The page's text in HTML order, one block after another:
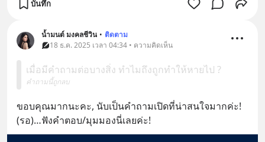
บันทึก
น้ำมนต์ มงคลชีวิน • ติดตาม
18 ธ.ค. 2025 เวลา 04:34 • ความคิดเห็น
เมื่อมีคำถามต่อบางสิ่ง ทำไมถึงถูกทำให้หายไป ?
คำถามนี้ถูกลบ
ขอบคุณมากนะคะ, นับเป็นคำถามเปิดที่น่าสนใจมากค่ะ!
(รอ)…ฟังคำตอบ/มุมมองนี่เลยค่ะ!